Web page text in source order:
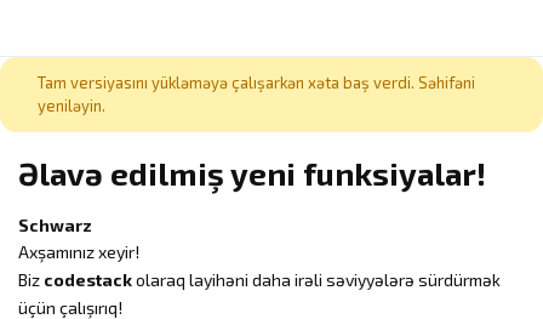
Tam versiyasını yükləməyə çalışarkən xəta baş verdi. Səhifəni
yeniləyin.
Əlavə edilmiş yeni funksiyalar!
Schwarz
Axşamınız xeyir!
Biz codestackolaraq layihəni daha irəli səviyyələrə sürdürmək
üçün çalışırıq!